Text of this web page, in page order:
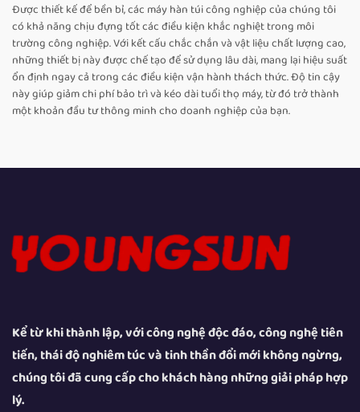
Được thiết kế để bền bỉ, các máy hàn túi công nghiệp của chúng tôi
có khả năng chịu đựng tốt các điều kiện khắc nghiệt trong môi
trường công nghiệp. Với kết cấu chắc chắn và vật liệu chất lượng cao,
những thiết bị này được chế tạo để sử dụng lâu dài, mang lại hiệu suất
ổn định ngay cả trong các điều kiện vận hành thách thức. Độ tin cậy
này giúp giảm chi phí bảo trì và kéo dài tuổi thọ máy, từ đó trở thành
một khoản đầu tư thông minh cho doanh nghiệp của bạn.
Kể từ khi thành lập, với công nghệ độc đáo, công nghệ tiên
tiến, thái độ nghiêm túc và tinh thần đổi mới không ngừng,
chúng tôi đã cung cấp cho khách hàng những giải pháp hợp
lý.